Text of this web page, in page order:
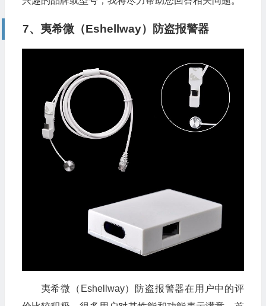
7、夷希微（Eshellway）防盗报警器
夷希微（Eshellway）防盗报警器在用户中的评